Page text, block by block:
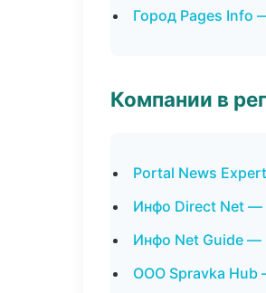
Город Pages Info
Компании в
Portal News
Инфо Direct Net —
Инфо Net Guide —
ООО Spravka